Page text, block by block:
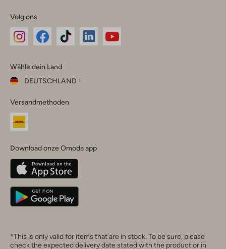
Volg ons
Instagram
Facebook
TikTok
Wähle dein Land
DEUTSCHLAND
dein
Land
Belgique(Français)
Deutschland
Versandmethoden
Download onze Omoda app
*This is only valid for items that are in stock. To be sure, please
check the expected delivery date stated with the product or in